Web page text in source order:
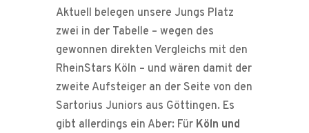
Aktuell belegen unsere Jungs Platz
zwei in der Tabelle – wegen des
gewonnen direkten Vergleichs mit den
RheinStars Köln – und wären damit der
zweite Aufsteiger an der Seite von den
Sartorius Juniors aus Göttingen. Es
gibt allerdings ein Aber: Für Köln und